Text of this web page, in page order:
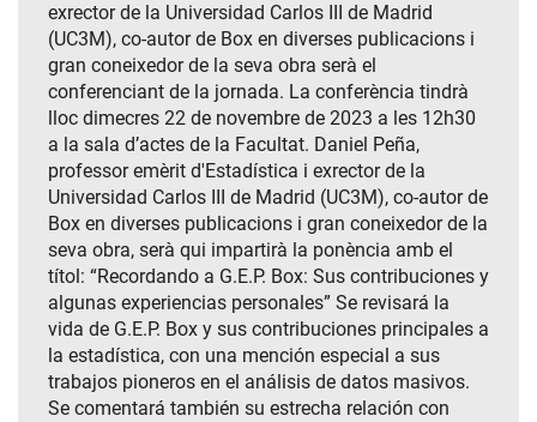
exrector de la Universidad Carlos III de Madrid
(UC3M), co-autor de Box en diverses publicacions i
gran coneixedor de la seva obra serà el
conferenciant de la jornada. La conferència tindrà
lloc dimecres 22 de novembre de 2023 a les 12h30
a la sala d’actes de la Facultat. Daniel Peña,
professor emèrit d'Estadística i exrector de la
Universidad Carlos III de Madrid (UC3M), co-autor de
Box en diverses publicacions i gran coneixedor de la
seva obra, serà qui impartirà la ponència amb el
títol: “Recordando a G.E.P. Box: Sus contribuciones y
algunas experiencias personales” Se revisará la
vida de G.E.P. Box y sus contribuciones principales a
la estadística, con una mención especial a sus
trabajos pioneros en el análisis de datos masivos.
Se comentará también su estrecha relación con